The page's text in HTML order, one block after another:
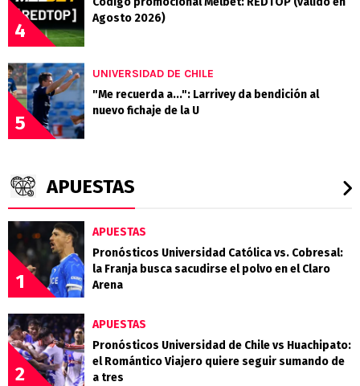
4
Agosto 2026)
5
UNIVERSIDAD DE CHILE
"Me recuerda a...": Larrivey da bendición al
nuevo fichaje de la U
APUESTAS
1
APUESTAS
Pronósticos Universidad Católica vs. Cobresal:
la Franja busca sacudirse el polvo en el Claro
Arena
2
APUESTAS
Pronósticos Universidad de Chile vs Huachipato:
el Romántico Viajero quiere seguir sumando de
a tres